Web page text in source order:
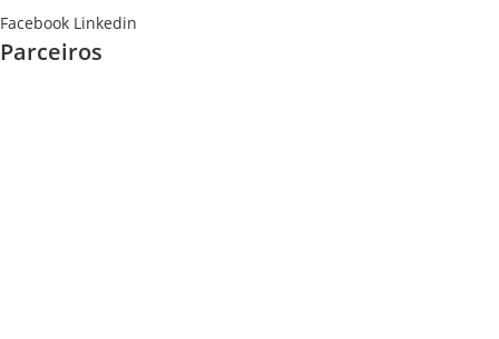
Facebook Linkedin
Parceiros